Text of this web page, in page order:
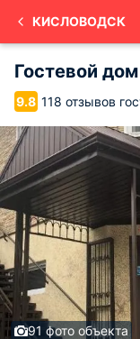
КИСЛОВОДСК
Гостевой
9.8 118 отзывов
91 фото объекта